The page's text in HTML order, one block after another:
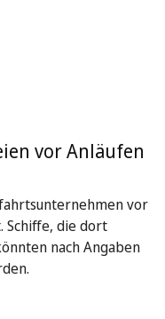
vor Anläufen
vor
Schiffe, die dort
nach Angaben